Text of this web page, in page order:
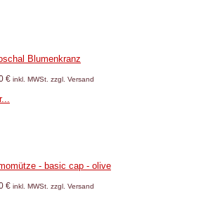
Blumenkranz
€ inkl. MWSt. zzgl. Versand
- basic cap - olive
€ inkl. MWSt. zzgl. Versand